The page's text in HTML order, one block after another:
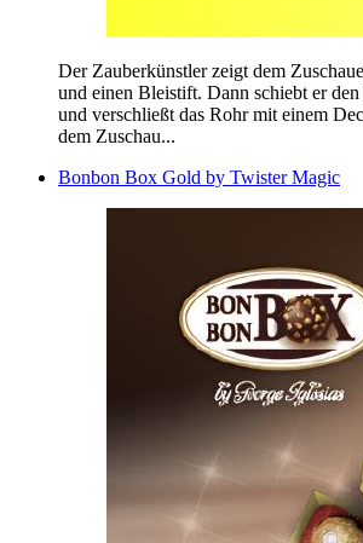
Der Zauberkünstler zeigt dem
und einen Bleistift. Dann schiebt er
und verschließt das Rohr mit einem
dem Zuschau...
Bonbon Box Gold by Twister Magic